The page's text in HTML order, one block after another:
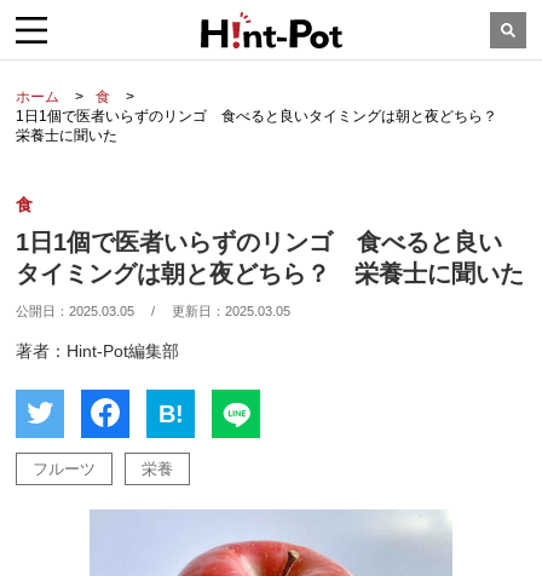
ホーム
食
1日1個で医者いらずのリンゴ 食べると良いタイミングは朝と夜どちら？
栄養士に聞いた
食
1日1個で医者いらずのリンゴ 食べると良い
タイミングは朝と夜どちら？ 栄養士に聞いた
公開日：2025.03.05 / 更新日：2025.03.05
著者：Hint-Pot編集部
B!
フルーツ 栄養